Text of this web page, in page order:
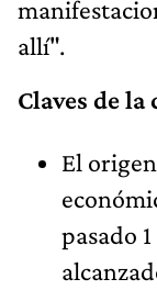
allí".
Claves de la
El
pasado